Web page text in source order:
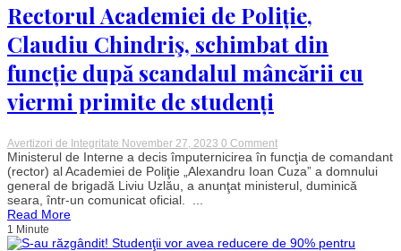
fost
evacuați!
Rectorul Academiei de Poliție,
Claudiu Chindriş, schimbat din
funcție după scandalul mâncării cu
viermi primite de studenți
Avertizori de Integritate November 27, 2023 0 Commenton
Rectorul
Academiei
Poliție,
din
Ministerul de Interne a decis împuternicirea în funcţia de comandant
(rector) al Academiei de Poliţie „Alexandru Ioan Cuza” a domnului
general de brigadă Liviu Uzlău, a anunţat ministerul, duminică
seara, într-un comunicat oficial. ...
Read More
1 Minute